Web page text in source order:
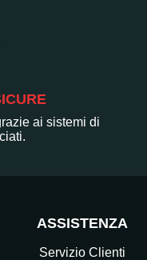
ai sistemi di
ASSISTENZA
Servizio Clienti